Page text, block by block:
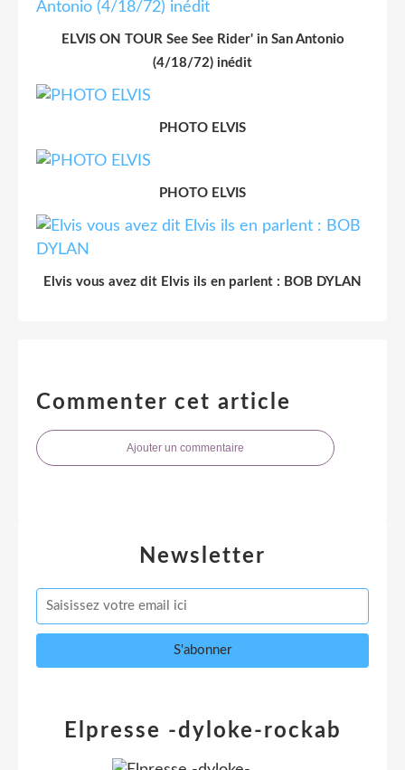
ELVIS ON TOUR See See Rider' in San Antonio
(4/18/72) inédit
PHOTO ELVIS
PHOTO ELVIS
Elvis vous avez dit Elvis ils en parlent : BOB DYLAN
Commenter cet article
Ajouter un commentaire
Newsletter
Elpresse -dyloke-rockab